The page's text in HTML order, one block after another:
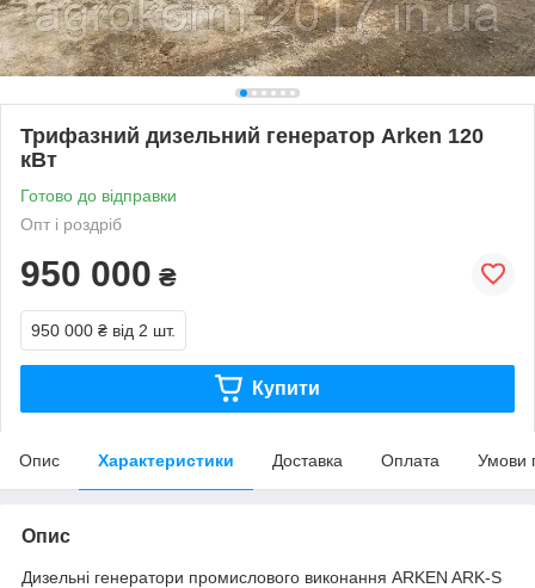
Трифазний дизельний генератор Arken 120
кВт
Готово до відправки
Опт і роздріб
950 000 ₴
950 000 ₴ від 2 шт.
Купити
Опис Характеристики Доставка Оплата Умови
Опис
Дизельні генератори промислового виконання ARKEN ARK-S